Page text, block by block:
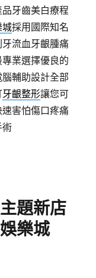
牙齒美白療程
城採用國際知名
流血牙齦腫痛
業選擇優良的
輔助設計全部
牙齦整形讓您可
害怕傷口疼痛
術
題新店
樂城